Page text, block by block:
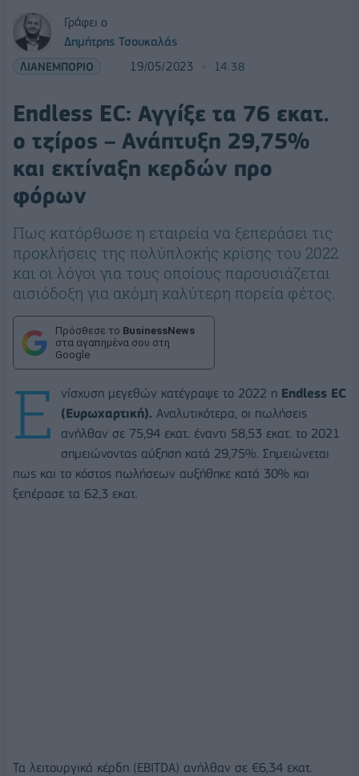
Γράφει ο
Δημήτρης Τσουκαλάς
ΛΙΑΝΕΜΠΟΡΙΟ 19/05/2023 14:38
Endless EC: Αγγίξε τα 76 εκατ.
ο τζίρος – Ανάπτυξη 29,75%
και εκτίναξη κερδών προ
φόρων
Πως κατόρθωσε η εταιρεία να ξεπεράσει τις
προκλήσεις της πολύπλοκής κρίσης του 2022
και οι λόγοι για τους οποίους παρουσιάζεται
αισιόδοξη για ακόμη καλύτερη πορεία φέτος.
Πρόσθεσε το BusinessNews
στα αγαπημένα σου στη
Google
E νίσχυση μεγεθών κατέγραψε το 2022 η Endless ΕC
(Eυρωχαρτική). Αναλυτικότερα, οι πωλήσεις
ανήλθαν σε 75,94 εκατ. έναντι 58,53 εκατ. το 2021
σημειώνοντας αύξηση κατά 29,75%. Σημειώνεται
πως και το κόστος πωλήσεων αυξήθηκε κατά 30% και
ξεπέρασε τα 62,3 εκατ.
Τα λειτουργικά κέρδη (EBITDA) ανήλθαν σε €6,34 εκατ.